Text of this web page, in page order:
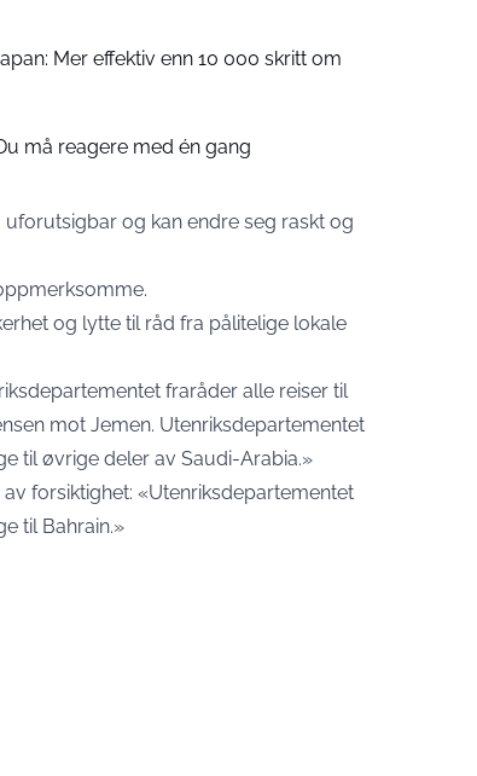
Mer effektiv enn 10 000 skritt om
må reagere med én gang
og kan endre seg raskt og
og lytte til råd fra pålitelige lokale
fraråder alle reiser til
mot Jemen. Utenriksdepartementet
til øvrige deler av Saudi-Arabia.»
forsiktighet: «Utenriksdepartementet
til Bahrain.»